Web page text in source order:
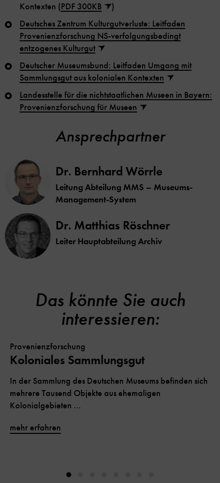
Kontexten (PDF 300KB
)
Deutsches Zentrum Kulturgutverluste: Leitfaden
Provenienzforschung NS-verfolgungsbedingt
entzogenes Kulturgut
Deutscher Museumsbund: Leitfaden Umgang mit
Sammlungsgut aus kolonialen Kontexten
Landesstelle für die nichtstaatlichen Museen in Bayern:
Provenienzforschung für Museen
Ansprechpartner
Dr. Bernhard Wörrle
Leitung Abteilung MMS – Museums-
Management-System
Dr. Matthias Röschner
Leiter Hauptabteilung Archiv
Das könnte Sie auch
interessieren:
Provenienzforschung
Koloniales Sammlungsgut
In der Sammlung des Deutschen Museums befinden sich
mehrere Tausend Objekte aus ehemaligen
Kolonialgebieten ...
mehr erfahren